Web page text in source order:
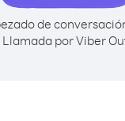
de
Llamada por Viber